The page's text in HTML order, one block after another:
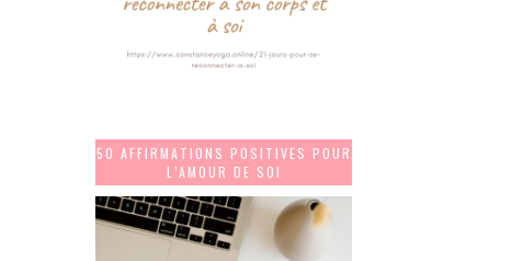
50 AFFIRMATIONS POSITIVES POUR
L’AMOUR DE SOI